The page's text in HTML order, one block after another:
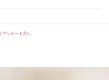
アンカード占い